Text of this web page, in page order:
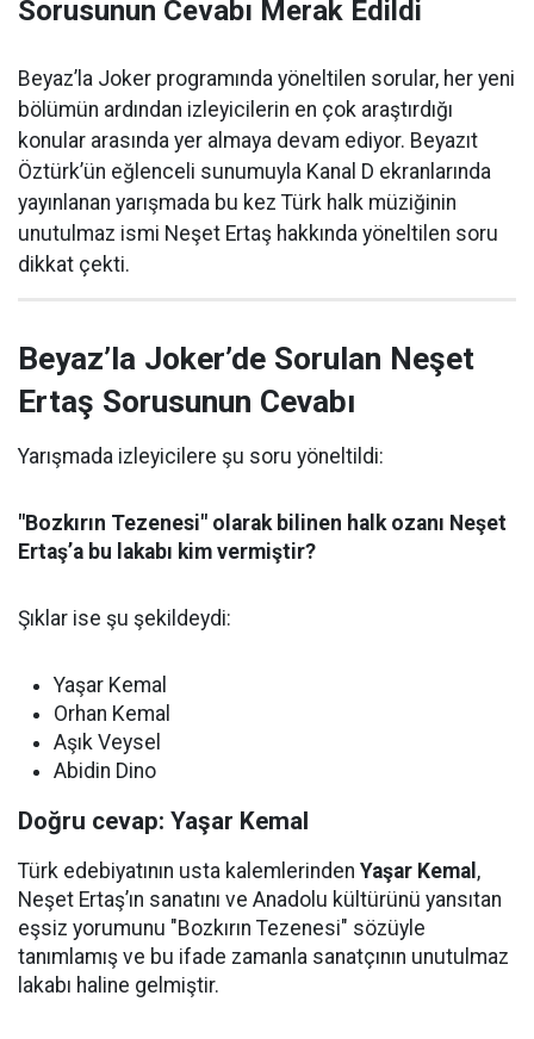
Sorusunun Cevabı Merak Edildi
Beyaz’la Joker programında yöneltilen sorular, her yeni
bölümün ardından izleyicilerin en çok araştırdığı
konular arasında yer almaya devam ediyor. Beyazıt
Öztürk’ün eğlenceli sunumuyla Kanal D ekranlarında
yayınlanan yarışmada bu kez Türk halk müziğinin
unutulmaz ismi Neşet Ertaş hakkında yöneltilen soru
dikkat çekti.
Beyaz’la Joker’de Sorulan Neşet
Ertaş Sorusunun Cevabı
Yarışmada izleyicilere şu soru yöneltildi:
"Bozkırın Tezenesi" olarak bilinen halk ozanı Neşet
Ertaş’a bu lakabı kim vermiştir?
Şıklar ise şu şekildeydi:
Yaşar Kemal
Orhan Kemal
Aşık Veysel
Abidin Dino
Doğru cevap: Yaşar Kemal
Türk edebiyatının usta kalemlerinden Yaşar Kemal ,
Neşet Ertaş’ın sanatını ve Anadolu kültürünü yansıtan
eşsiz yorumunu "Bozkırın Tezenesi" sözüyle
tanımlamış ve bu ifade zamanla sanatçının unutulmaz
lakabı haline gelmiştir.